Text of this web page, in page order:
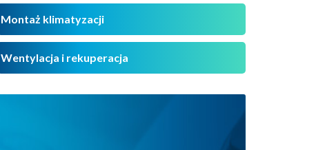
Montaż klimatyzacji
Wentylacja i rekuperacja